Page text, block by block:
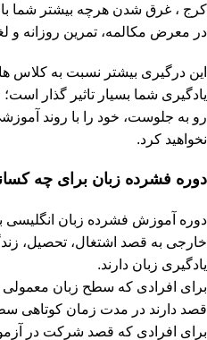
کرج ، غرق شدن هرچه بیشتر شما
در معرض مکالمه، تمرین روزانه و
این درگیری بیشتر نسبت به کلاس
یادگیری شما بسیار تاثیر گذار
رو به جلوست، خود را با روند
نخواهید کرد.
دوره فشرده زبان برای چه
دوره آموزش فشرده زبان انگلیسی
خارجی به قصد اشتغال، تحصیل،
یادگیری زبان دارند.
برای افرادی که سطح زبان معمولی
قصد دارند در مدت زمان کوتاهی سطح